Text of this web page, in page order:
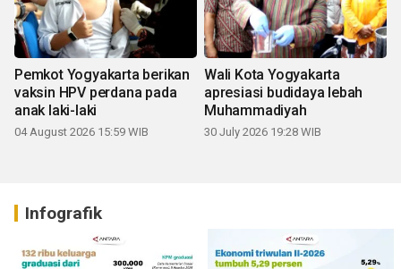
Pemkot Yogyakarta berikan
vaksin HPV perdana pada
anak laki-laki
04 August 2026 15:59 WIB
Wali Kota Yogyakarta
apresiasi budidaya lebah
Muhammadiyah
30 July 2026 19:28 WIB
Infografik